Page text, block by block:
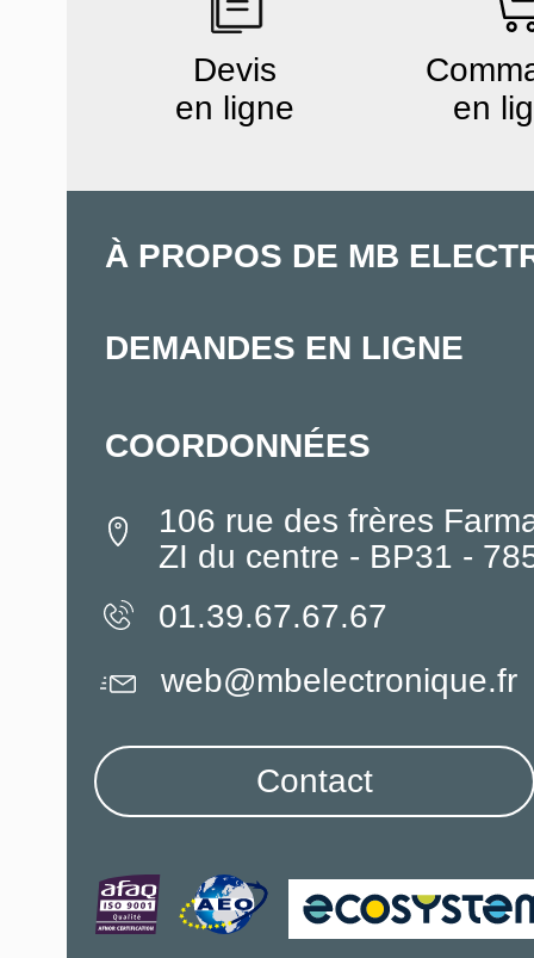
Devis
en ligne
en
À PROPOS DE MB
DEMANDES EN LIGNE
COORDONNÉES
106 rue des frères
ZI du centre - BP31 -
01.39.67.67.67
web@mbelectronique.fr
Contact